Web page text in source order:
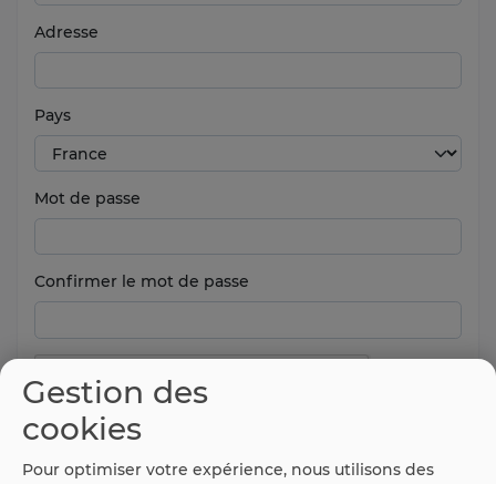
Adresse
Pays
Mot de passe
Confirmer le mot de passe
Gestion des
cookies
Pour optimiser votre expérience, nous utilisons des